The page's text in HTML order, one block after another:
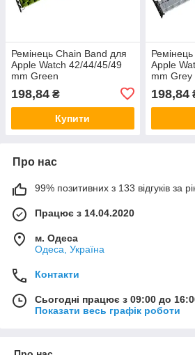
Ремінець Chain Band для
Apple Watch 42/44/45/49
mm Green
198,84 ₴
Купити
Apple
mm Grey
198,84
Про нас
99% позитивних з 133 відгуків за
Працює з 14.04.2020
м. Одеса
Одеса, Україна
Контакти
Сьогодні працює з 09:00 до
Показати весь графік роботи